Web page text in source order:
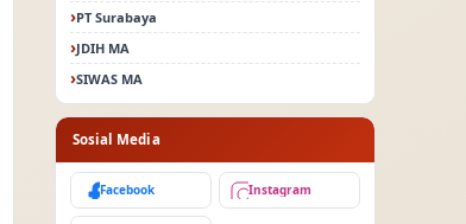
PT Surabaya
JDIH MA
SIWAS MA
Sosial Media
Facebook Instagram